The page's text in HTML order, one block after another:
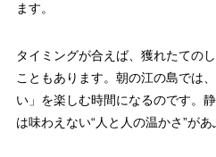
ます。
タイミングが合えば、獲れたての
こともあります。朝の江の島では
い」を楽しむ時間になるのです。
は味わえない“人と人の温かさ”があ